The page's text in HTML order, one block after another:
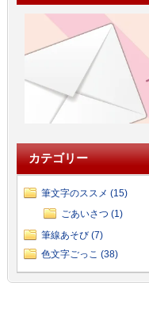
カテゴリー
筆文字のススメ (15)
ごあいさつ (1)
筆線あそび (7)
色文字ごっこ (38)